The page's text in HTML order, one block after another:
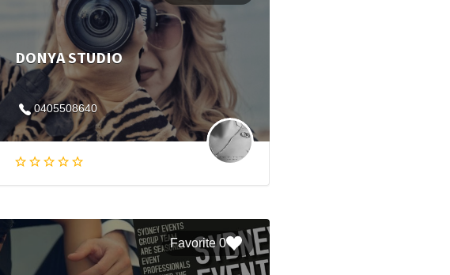
DONYA STUDIO
0405508640
0 Favorite